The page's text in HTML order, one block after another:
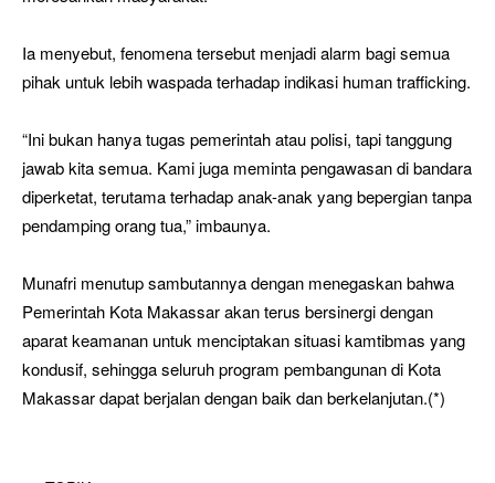
Ia menyebut, fenomena tersebut menjadi alarm bagi semua
pihak untuk lebih waspada terhadap indikasi human trafficking.
“Ini bukan hanya tugas pemerintah atau polisi, tapi tanggung
jawab kita semua. Kami juga meminta pengawasan di bandara
diperketat, terutama terhadap anak-anak yang bepergian tanpa
pendamping orang tua,” imbaunya.
Munafri menutup sambutannya dengan menegaskan bahwa
Pemerintah Kota Makassar akan terus bersinergi dengan
aparat keamanan untuk menciptakan situasi kamtibmas yang
kondusif, sehingga seluruh program pembangunan di Kota
Makassar dapat berjalan dengan baik dan berkelanjutan.(*)